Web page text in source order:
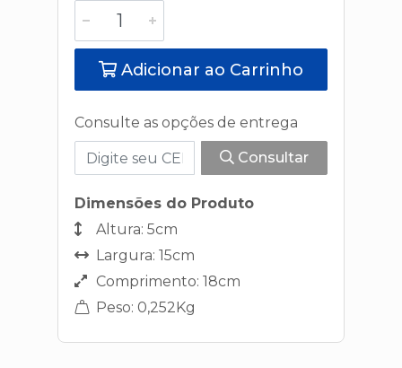
Adicionar ao Carrinho
Consulte as opções de entrega
Consultar
Dimensões do Produto
Altura: 5cm
Largura: 15cm
Comprimento: 18cm
Peso: 0,252Kg